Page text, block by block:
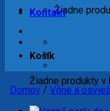
Žiadne
Košík
Žiadne produkty v
Kontakt
Domov / Vône a